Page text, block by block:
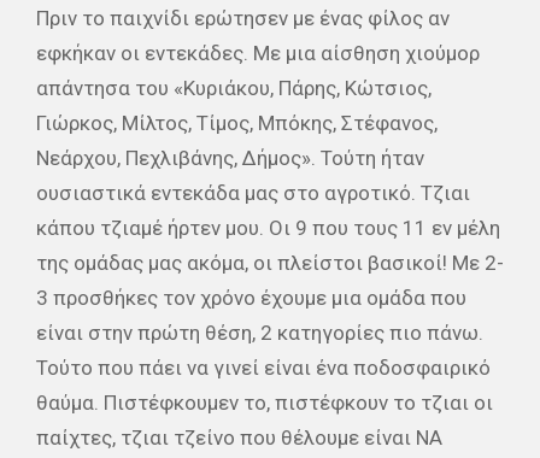
Πριν το παιχνίδι ερώτησεν με ένας φίλος αν
εφκήκαν οι εντεκάδες. Με μια αίσθηση χιούμορ
απάντησα του «Κυριάκου, Πάρης, Κώτσιος,
Γιώρκος, Μίλτος, Τίμος, Μπόκης, Στέφανος,
Νεάρχου, Πεχλιβάνης, Δήμος». Τούτη ήταν
ουσιαστικά εντεκάδα μας στο αγροτικό. Τζιαι
κάπου τζιαμέ ήρτεν μου. Οι 9 που τους 11 εν μέλη
της ομάδας μας ακόμα, οι πλείστοι βασικοί! Με 2-
3 προσθήκες τον χρόνο έχουμε μια ομάδα που
είναι στην πρώτη θέση, 2 κατηγορίες πιο πάνω.
Τούτο που πάει να γινεί είναι ένα ποδοσφαιρικό
θαύμα. Πιστέφκουμεν το, πιστέφκουν το τζιαι οι
παίχτες, τζιαι τζείνο που θέλουμε είναι ΝΑ